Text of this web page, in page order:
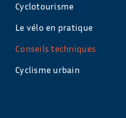
Cyclotourisme
Le vélo en pratique
Conseils techniques
Cyclisme urbain